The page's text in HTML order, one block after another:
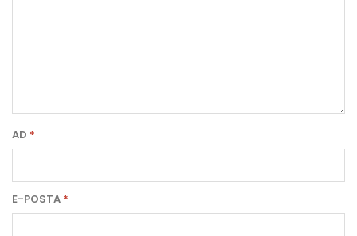
AD *
E-POSTA *